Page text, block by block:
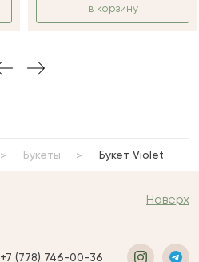
в корзину
Букеты Букет Violet
Наверх
+7 (778) 746-00-36